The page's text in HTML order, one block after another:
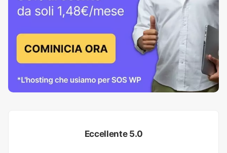
Eccellente 5.0